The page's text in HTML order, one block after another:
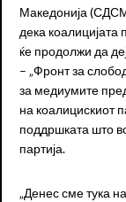
Македонија
дека коалицијата
ќе продолжи да
– „Фронт за
за медиумите
на коалицискиот
поддршката што
партија.
„Денес сме тука